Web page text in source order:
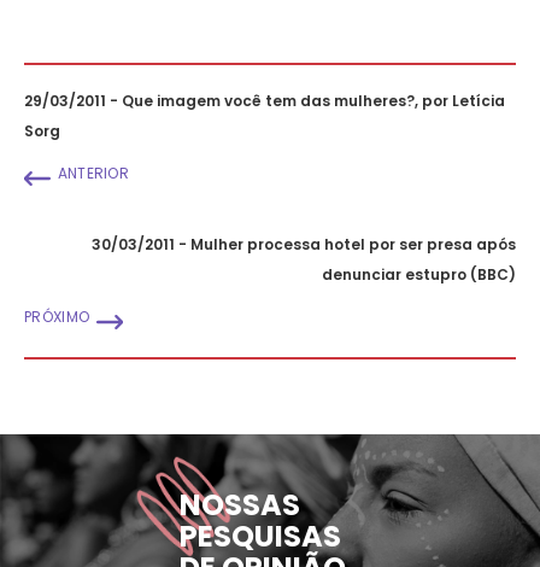
29/03/2011 - Que imagem você tem das mulheres?, por Letícia
Sorg
ANTERIOR
30/03/2011 - Mulher processa hotel por ser presa após
denunciar estupro (BBC)
PRÓXIMO
NOSSAS
PESQUISAS